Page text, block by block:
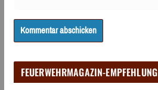
FEUERWEHRMAGAZIN-EMPFEHLUNG